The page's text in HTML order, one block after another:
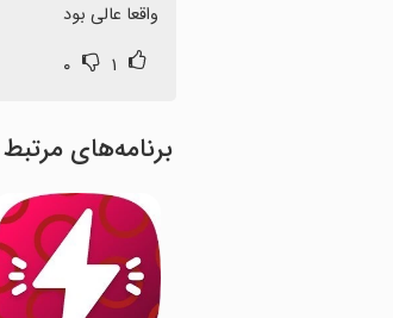
واقعا عالی بود
۱ ۰
برنامه‌های مرتبط